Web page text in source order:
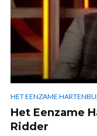
HET EENZAME
Het Eenzame
Ridder